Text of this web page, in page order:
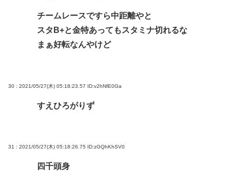
チームレースですら中距離やと
スタB+と金特あってもスタミナ切れるな
まぁ好転なんやけど
30 : 2021/05/27(木) 05:18:23.57 ID:v2hNfE0Ga
すえひろがりず
31 : 2021/05/27(木) 05:18:26.75 ID:zGQhKhSV0
四千頭身